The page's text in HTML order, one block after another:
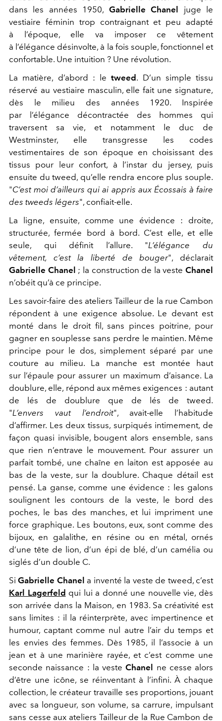
dans les années 1950, Gabrielle Chanel
juge le
vestiaire féminin trop contraignant et peu adapté
à l’époque, elle va imposer ce vêtement
à l’élégance désinvolte, à la fois souple, fonctionnel et
confortable. Une intuition ? Une révolution.
La matière, d’abord : le tweed . D’un simple tissu
réservé au vestiaire masculin, elle fait une signature,
dès le milieu des années 1920. Inspirée
par l’élégance décontractée des hommes qui
traversent sa vie, et notamment le duc de
Westminster, elle transgresse les codes
vestimentaires de son époque en choisissant des
tissus pour leur confort, à l’instar du jersey, puis
ensuite du tweed, qu’elle rendra encore plus souple.
"C’est moi d’ailleurs qui ai appris aux Écossais à faire
des tweeds légers", confiait-elle.
La ligne, ensuite, comme une évidence : droite,
structurée, fermée bord à bord. C’est elle, et elle
seule, qui définit l’allure. "L’élégance du
vêtement, c’est la liberté de bouger", déclarait
Gabrielle Chanel ; la construction de la veste Chanel
n’obéit qu’à ce principe.
Les savoir-faire des ateliers Tailleur de la rue Cambon
répondent à une exigence absolue. Le devant est
monté dans le droit fil, sans pinces poitrine, pour
gagner en souplesse sans perdre le maintien. Même
principe pour le dos, simplement séparé par une
couture au milieu. La manche est montée haut
sur l’épaule pour assurer un maximum d’aisance. La
doublure, elle, répond aux mêmes exigences : autant
de lés de doublure que de lés de tweed.
"L’envers vaut l’endroit", avait-elle l’habitude
d’affirmer. Les deux tissus, surpiqués intimement, de
façon quasi invisible, bougent alors ensemble, sans
que rien n’entrave le mouvement. Pour assurer un
parfait tombé, une chaîne en laiton est apposée au
bas de la veste, sur la doublure. Chaque détail est
pensé. La ganse, comme une évidence : les galons
soulignent les contours de la veste, le bord des
poches, le bas des manches, et lui impriment une
force graphique. Les boutons, eux, sont comme des
bijoux, en galalithe, en résine ou en métal, ornés
d’une tête de lion, d’un épi de blé, d’un camélia ou
siglés d’un double C.
SiGabrielle Chanel a inventé la veste de tweed, c’est
Karl Lagerfeld qui lui a donné une nouvelle vie, dès
son arrivée dans la Maison, en 1983. Sa créativité est
sans limites : il la réinterprète, avec impertinence et
humour, captant comme nul autre l’air du temps et
les envies des femmes. Dès 1985, il l’associe à un
jean et à une marinière rayée, et c’est comme une
seconde naissance : la vesteChanel
ne cesse alors
d’être une icône, se réinventant à l’infini. À chaque
collection, le créateur travaille ses proportions, jouant
avec sa longueur, son volume, sa carrure, impulsant
sans cesse aux ateliers Tailleur de la Rue Cambon de